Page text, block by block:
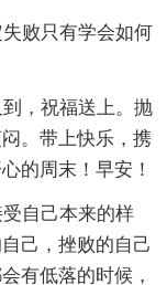
败只有学会如何
，祝福送上。抛
。带上快乐，携
的周末！早安！
自己本来的样
己，挫败的自己
有低落的时候，